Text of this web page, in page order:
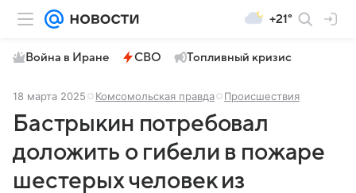
+21°
Война в Иране СВО Топливный кризис
18 марта 2025 Комсомольская правда Происшествия
Бастрыкин потребовал
доложить о гибели в пожаре
шестерых человек из